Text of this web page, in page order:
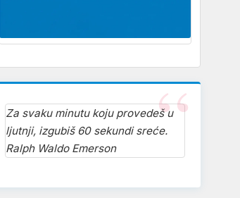
Za svaku minutu koju provedeš u
ljutnji, izgubiš 60 sekundi sreće.
Ralph Waldo Emerson